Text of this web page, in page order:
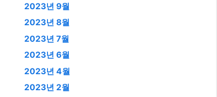
2023년 9월
2023년 8월
2023년 7월
2023년 6월
2023년 4월
2023년 2월